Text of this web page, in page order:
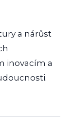
a nárůst
inovacím a